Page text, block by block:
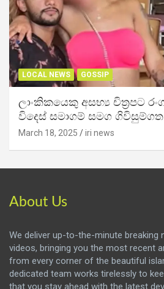
LOCAL NEWS GOSSIP
ලාංකිකයෙකු අසභ්‍ය චිත්‍රපට
විදෙස් සමාගම් සමග
March 18, 2025 iri news
About Us
We deliver up-to-the-minute breaking
videos, bringing you the most recent
from every corner of the beautiful
dedicated team works tirelessly to
that you stay ahead with the latest